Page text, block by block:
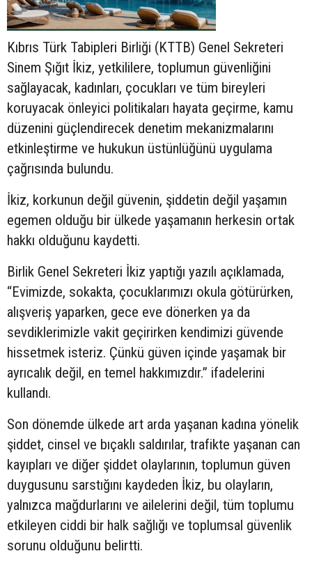
Kıbrıs Türk Tabipleri Birliği (KTTB) Genel Sekreteri
Sinem Şığıt İkiz, yetkililere, toplumun güvenliğini
sağlayacak, kadınları, çocukları ve tüm bireyleri
koruyacak önleyici politikaları hayata geçirme, kamu
düzenini güçlendirecek denetim mekanizmalarını
etkinleştirme ve hukukun üstünlüğünü uygulama
çağrısında bulundu.
İkiz, korkunun değil güvenin, şiddetin değil yaşamın
egemen olduğu bir ülkede yaşamanın herkesin ortak
hakkı olduğunu kaydetti.
Birlik Genel Sekreteri İkiz yaptığı yazılı açıklamada,
“Evimizde, sokakta, çocuklarımızı okula götürürken,
alışveriş yaparken, gece eve dönerken ya da
sevdiklerimizle vakit geçirirken kendimizi güvende
hissetmek isteriz. Çünkü güven içinde yaşamak bir
ayrıcalık değil, en temel hakkımızdır.” ifadelerini
kullandı.
Son dönemde ülkede art arda yaşanan kadına yönelik
şiddet, cinsel ve bıçaklı saldırılar, trafikte yaşanan can
kayıpları ve diğer şiddet olaylarının, toplumun güven
duygusunu sarstığını kaydeden İkiz, bu olayların,
yalnızca mağdurlarını ve ailelerini değil, tüm toplumu
etkileyen ciddi bir halk sağlığı ve toplumsal güvenlik
sorunu olduğunu belirtti.